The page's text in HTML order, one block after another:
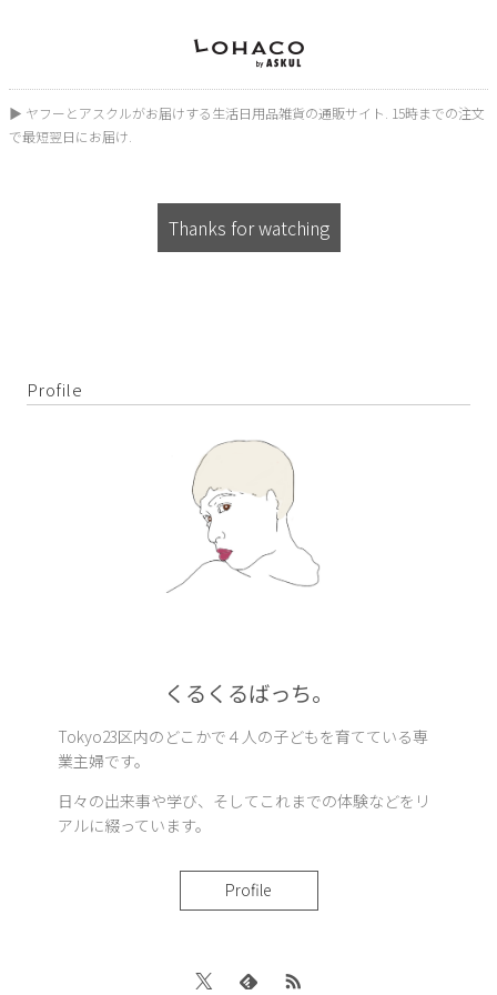
▶︎ ヤフーとアスクルがお届けする生活日用品雑貨の通販サイト. 15時までの注文
で最短翌日にお届け.
Thanks for watching
Profile
くるくるばっち。
Tokyo23区内のどこかで４人の子どもを育てている専
業主婦です。
日々の出来事や学び、そしてこれまでの体験などをリ
アルに綴っています。
Profile